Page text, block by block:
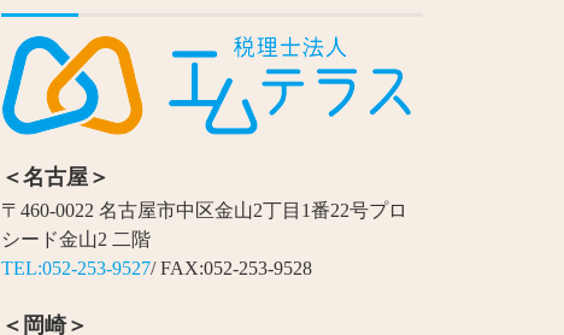
＜名古屋＞
〒460-0022 名古屋市中区金山2丁目1番22号プロ
シード金山2 二階
TEL:052-253-9527/ FAX:052-253-9528
＜岡崎＞